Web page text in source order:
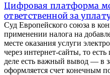
Цифровая платформа
ответственной за
Суд Европейского союза в
применении налога на
месте оказания услуги
через интернет-сайты, то
деле есть важный вывод — в
оформляется счет конечным